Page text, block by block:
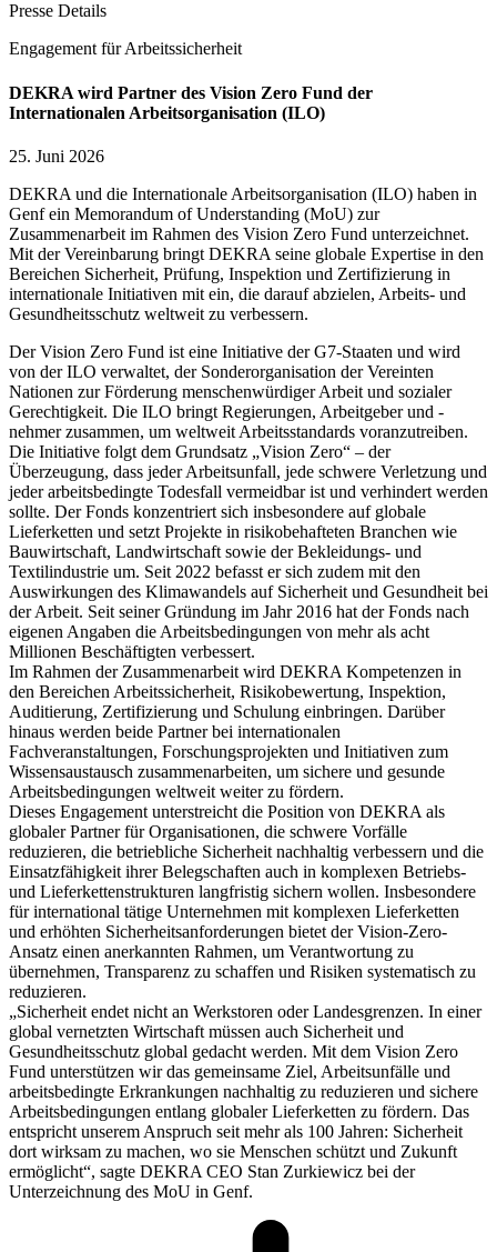
Presse Details
Engagement für Arbeitssicherheit
DEKRA wird Partner des Vision Zero Fund der
Internationalen Arbeitsorganisation (ILO)
25. Juni 2026
DEKRA und die Internationale Arbeitsorganisation (ILO) haben in
Genf ein Memorandum of Understanding (MoU) zur
Zusammenarbeit im Rahmen des Vision Zero Fund unterzeichnet.
Mit der Vereinbarung bringt DEKRA seine globale Expertise in den
Bereichen Sicherheit, Prüfung, Inspektion und Zertifizierung in
internationale Initiativen mit ein, die darauf abzielen, Arbeits- und
Gesundheitsschutz weltweit zu verbessern.
Der Vision Zero Fund ist eine Initiative der G7-Staaten und wird
von der ILO verwaltet, der Sonderorganisation der Vereinten
Nationen zur Förderung menschenwürdiger Arbeit und sozialer
Gerechtigkeit. Die ILO bringt Regierungen, Arbeitgeber und -
nehmer zusammen, um weltweit Arbeitsstandards voranzutreiben.
Die Initiative folgt dem Grundsatz „Vision Zero“ – der
Überzeugung, dass jeder Arbeitsunfall, jede schwere Verletzung und
jeder arbeitsbedingte Todesfall vermeidbar ist und verhindert werden
sollte. Der Fonds konzentriert sich insbesondere auf globale
Lieferketten und setzt Projekte in risikobehafteten Branchen wie
Bauwirtschaft, Landwirtschaft sowie der Bekleidungs- und
Textilindustrie um. Seit 2022 befasst er sich zudem mit den
Auswirkungen des Klimawandels auf Sicherheit und Gesundheit bei
der Arbeit. Seit seiner Gründung im Jahr 2016 hat der Fonds nach
eigenen Angaben die Arbeitsbedingungen von mehr als acht
Millionen Beschäftigten verbessert.
Im Rahmen der Zusammenarbeit wird DEKRA Kompetenzen in
den Bereichen Arbeitssicherheit, Risikobewertung, Inspektion,
Auditierung, Zertifizierung und Schulung einbringen. Darüber
hinaus werden beide Partner bei internationalen
Fachveranstaltungen, Forschungsprojekten und Initiativen zum
Wissensaustausch zusammenarbeiten, um sichere und gesunde
Arbeitsbedingungen weltweit weiter zu fördern.
Dieses Engagement unterstreicht die Position von DEKRA als
globaler Partner für Organisationen, die schwere Vorfälle
reduzieren, die betriebliche Sicherheit nachhaltig verbessern und die
Einsatzfähigkeit ihrer Belegschaften auch in komplexen Betriebs-
und Lieferkettenstrukturen langfristig sichern wollen. Insbesondere
für international tätige Unternehmen mit komplexen Lieferketten
und erhöhten Sicherheitsanforderungen bietet der Vision-Zero-
Ansatz einen anerkannten Rahmen, um Verantwortung zu
übernehmen, Transparenz zu schaffen und Risiken systematisch zu
reduzieren.
„Sicherheit endet nicht an Werkstoren oder Landesgrenzen. In einer
global vernetzten Wirtschaft müssen auch Sicherheit und
Gesundheitsschutz global gedacht werden. Mit dem Vision Zero
Fund unterstützen wir das gemeinsame Ziel, Arbeitsunfälle und
arbeitsbedingte Erkrankungen nachhaltig zu reduzieren und sichere
Arbeitsbedingungen entlang globaler Lieferketten zu fördern. Das
entspricht unserem Anspruch seit mehr als 100 Jahren: Sicherheit
dort wirksam zu machen, wo sie Menschen schützt und Zukunft
ermöglicht“, sagte DEKRA CEO Stan Zurkiewicz bei der
Unterzeichnung des MoU in Genf.